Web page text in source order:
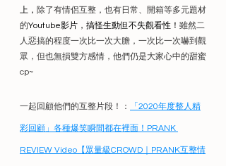
上， 除了有情侶互整，也有日常、開箱等多元題材
的Youtube影片，搞怪生動但不失觀看性！ 雖然二
人惡搞的程度一次比一次大膽，一次比一次嚇到觀
眾，但也無損雙方感情，他們仍是大家心中的甜蜜
cp~
一起回顧他們的互整片段！： 「2020年度整人精
彩回顧」各種爆笑瞬間都在裡面！PRANK
REVIEW Video【眾量級CROWD｜PRANK互整情